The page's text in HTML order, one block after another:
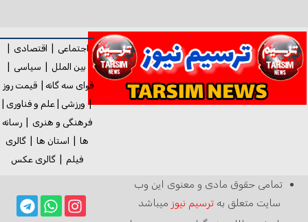
اجتماعی اقتصادی
بین الملل
سیاسی
قوای سه گانه |قیمت روز
| ورزشی علم و فناوری
فرهنگی و هنری
|رسانه
ها
استان ها |گالری
فیلم |گالری عکس
تمامی حقوق مادی و معنوی این وب
سایت متعلق به ترسیم نیوز میباشد